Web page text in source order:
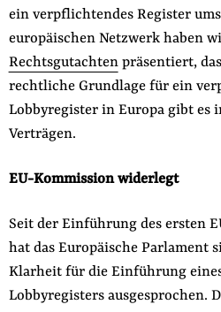
ein verpflichtendes Register
europäischen Netzwerk haben
Rechtsgutachtenpräsentiert,
rechtliche Grundlage für ein
Lobbyregister in Europa gibt es
Verträgen.
EU-Kommission widerlegt
Seit der Einführung des ersten
hat das Europäische Parlament
Klarheit für die Einführung
Lobbyregisters ausgesprochen.